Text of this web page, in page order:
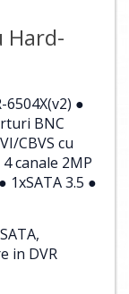
Hard-
6504X(v2) ●
BNC
CBVS cu
canale 2MP
1xSATA 3.5 ●
in DVR